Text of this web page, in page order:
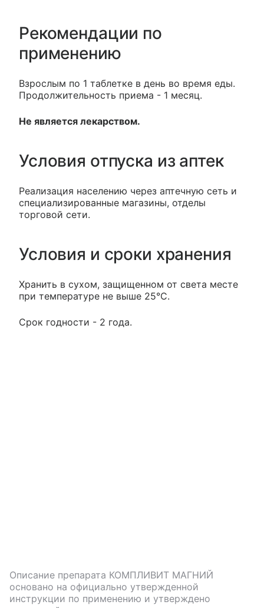
Рекомендации по
применению
Взрослым по 1 таблетке в день во время еды.
Продолжительность приема - 1 месяц.
Не является лекарством.
Условия отпуска из аптек
Реализация населению через аптечную сеть и
специализированные магазины, отделы
торговой сети.
Условия и сроки хранения
Хранить в сухом, защищенном от света месте
при температуре не выше 25°С.
Срок годности - 2 года.
Описание препарата КОМПЛИВИТ МАГНИЙ
основано на официально утвержденной
инструкции по применению и утверждено